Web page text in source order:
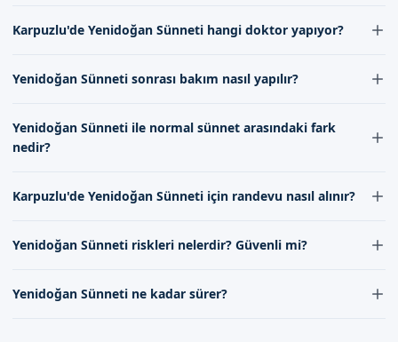
Dikkat Edilmesi Gerekenler
edilmelidir:
İyileşme süreci boyunca, bebeklerin sünnet bölgesine
dikkat edilmelidir.
sünnet işlemlerini gerçekleştiriyoruz. Randevu formumuzdan
alınarak en uygun zaman belirlenir.
arasında değişir. Bu süre zarfında bebeklerin normal aktiviteleri
Karpuzlu'de Yenidoğan Sünneti hangi doktor yapıyor?
tarafından yapılmaktadır. Ekibimiz, bu alanda deneyim ve
Yenidoğan Sünneti sonrası bakım nasıl yapılır?
hızlandırır. Doktorumuzun tavsiyelerine uyarak, bebeğin hijyenine
dikkat etmek, bandajın düzenli olarak değiştirilmesi ve ağrı kesici
Yenidoğan Sünneti ile normal sünnet arasındaki fark
nedir?
ve işlem teknikleridir. Yenidoğan Sünneti, bebeklerin doğumdan
Karpuzlu'de Yenidoğan Sünneti için randevu nasıl alınır?
aracılığıyla veya iletişim kanallarımız üzerinden alınabilir. Randevu
önemlidir.
Yenidoğan Sünneti riskleri nelerdir? Güvenli mi?
güvenli bir işlemdir. Riskler, kanama, enfeksiyon gibi durumlardır
Yenidoğan Sünneti ne kadar sürer?